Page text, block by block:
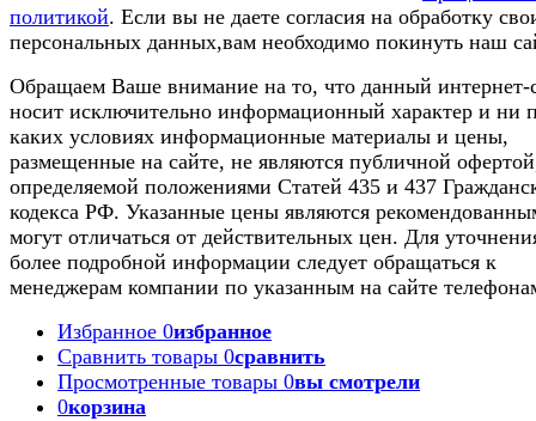
политикой. Если вы не даете согласия на обработку
персональных данных,вам необходимо покинуть наш
Обращаем Ваше внимание на то, что данный интернет-
носит исключительно информационный характер и ни
каких условиях информационные материалы и цены,
размещенные на сайте, не являются публичной
определяемой положениями Статей 435 и 437
кодекса РФ. Указанные цены являются
могут отличаться от действительных цен. Для
более подробной информации следует обращаться к
менеджерам компании по указанным на сайте
Избранное 0избранное
Сравнить товары 0сравнить
Просмотренные товары 0вы смотрели
0корзина